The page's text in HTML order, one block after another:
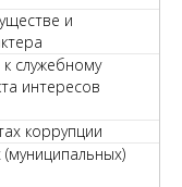
и
служебному
интересов
коррупции